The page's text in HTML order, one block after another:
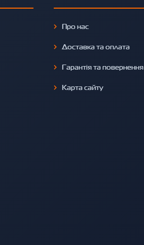
Про нас
Доставка та оплата
Гарантія та повернення
Карта сайту